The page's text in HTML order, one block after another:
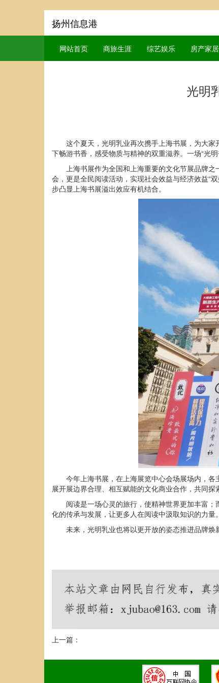
扬州信息港
网站首页 商旅生涯 综艺娱乐 房产家居
光明
这个夏天，光明乳业再次携手上海书展，为大
下畅游书香，感受物质与精神的双重滋养。一场“光
上海书展作为全国和上海重要的文化节展品牌
会，更是全民阅读活动，实现社会效益与经济效益“
步凸显上海书展溢出效应有机结合。
今年上海书展，在上海展览中心会场展场内，
展开展边界合理、相互赋能的文化商业合作，共同探
阅读是一场心灵的旅行，使精神世界更加丰富
化的传承与发展，让更多人在阅读中汲取知识的力量。
未来，光明乳业也将以更开放的姿态推进品牌
上一篇：